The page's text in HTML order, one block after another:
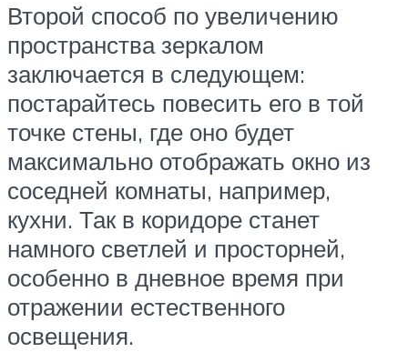
Второй способ по увеличению
пространства зеркалом
заключается в следующем:
постарайтесь повесить его в той
точке стены, где оно будет
максимально отображать окно из
соседней комнаты, например,
кухни. Так в коридоре станет
намного светлей и просторней,
особенно в дневное время при
отражении естественного
освещения.